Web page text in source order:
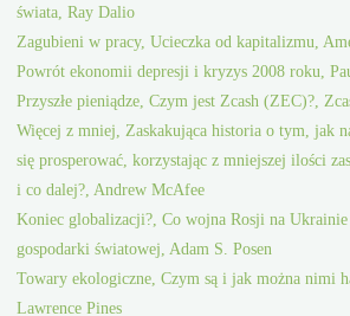
świata, Ray Dalio
Zagubieni w pracy, Ucieczka od kapitalizmu,
Powrót ekonomii depresji i kryzys 2008 roku,
Przyszłe pieniądze, Czym jest Zcash (ZEC)?,
Więcej z mniej, Zaskakująca historia o tym, jak
się prosperować, korzystając z mniejszej ilości
i co dalej?, Andrew McAfee
Koniec globalizacji?, Co wojna Rosji na Ukrainie
gospodarki światowej, Adam S. Posen
Towary ekologiczne, Czym są i jak można nimi
Lawrence Pines